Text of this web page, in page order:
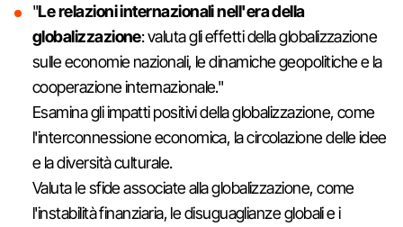
"Le relazioni internazionali nell'era della
globalizzazione: valuta gli effetti della globalizzazione
sulle economie nazionali, le dinamiche geopolitiche e la
cooperazione internazionale."
Esamina gli impatti positivi della globalizzazione, come
l'interconnessione economica, la circolazione delle idee
e la diversità culturale.
Valuta le sfide associate alla globalizzazione, come
l'instabilità finanziaria, le disuguaglianze globali e i